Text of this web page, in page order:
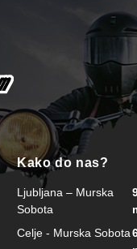
Kako do nas?
Ljubljana – Murska
Sobota
Celje - Murska Sobota